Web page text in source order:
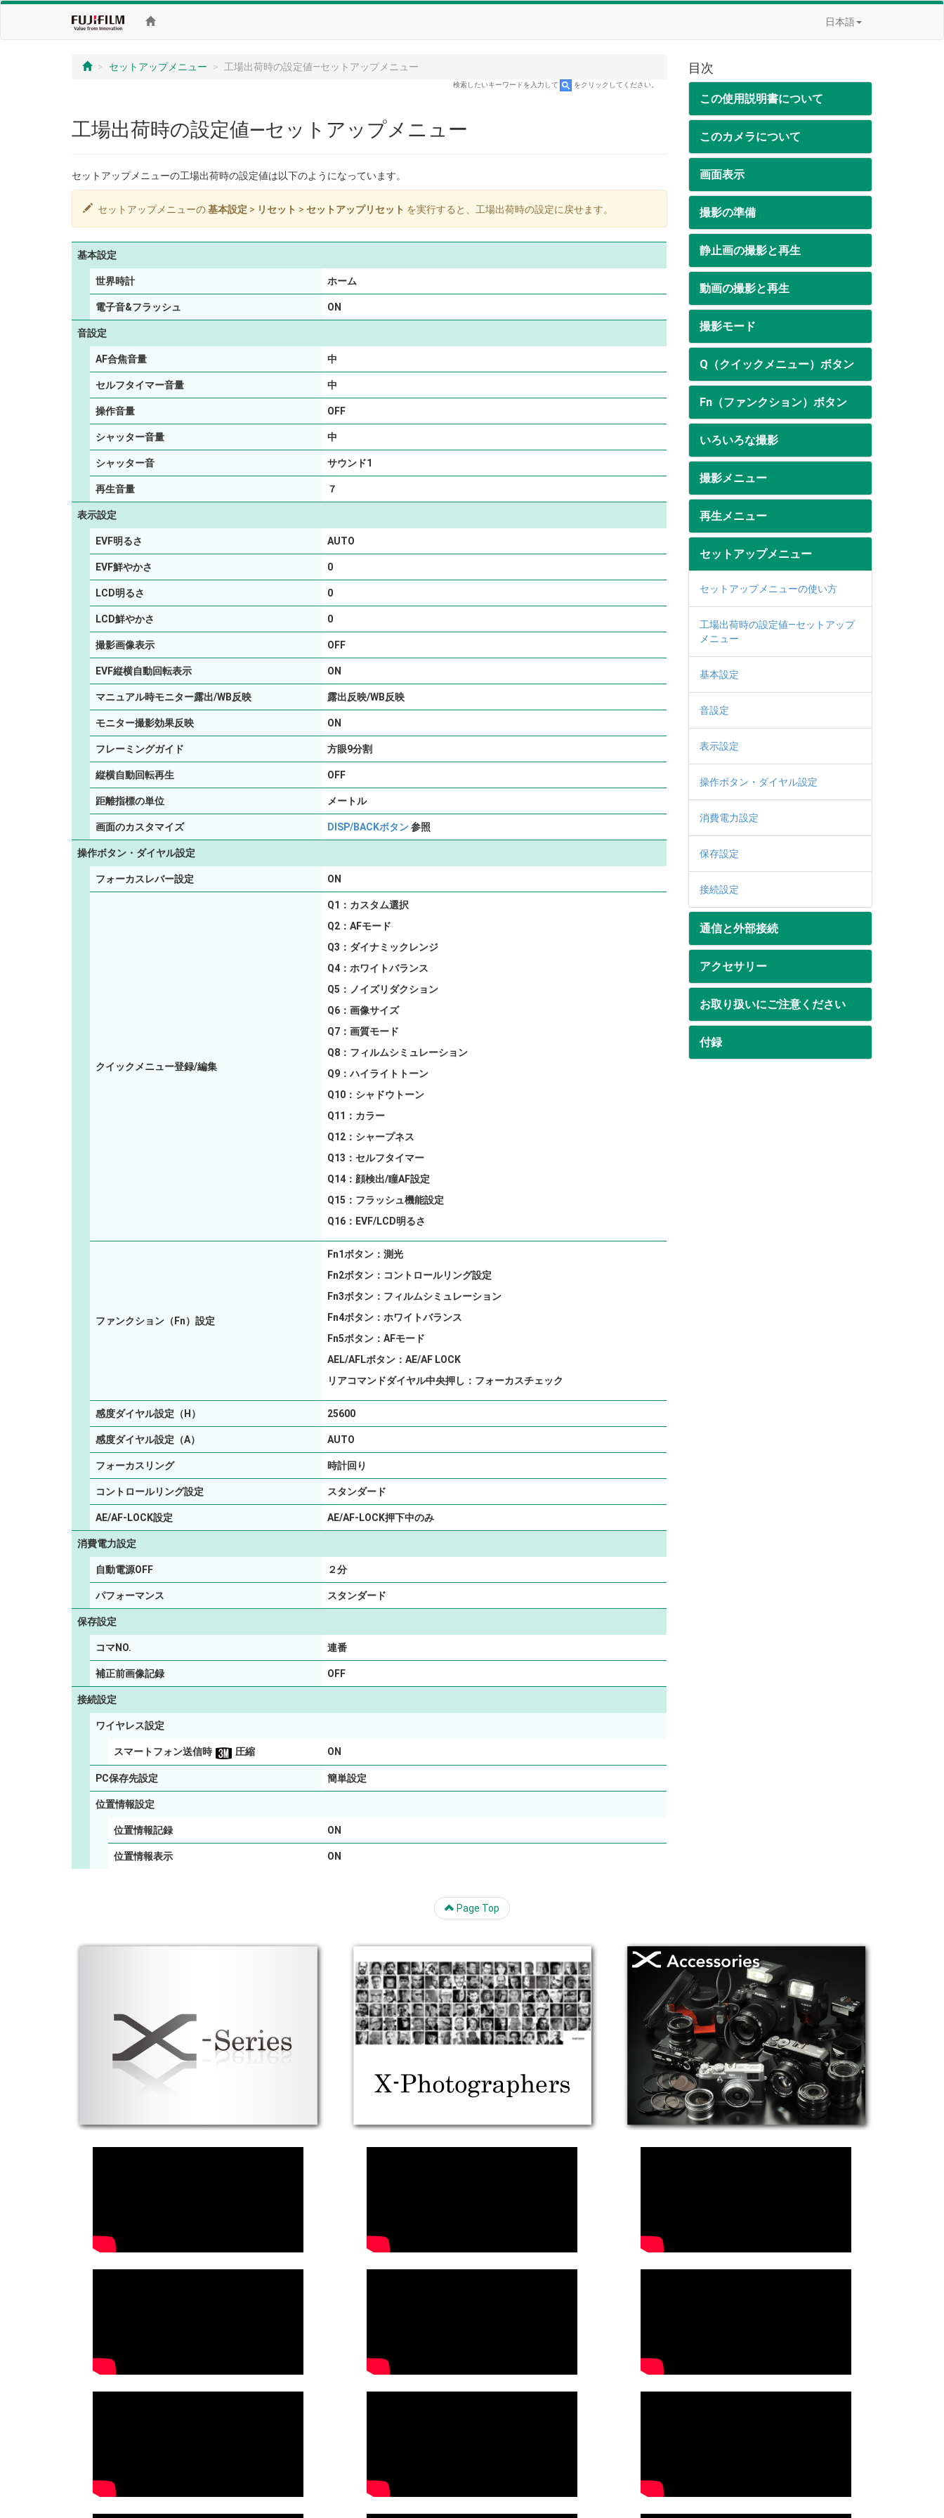
日本語
セットアップメニュー 工場出荷時の設定値—セットアップメニュー
検索したいキーワードを入力して をクリックしてください。
工場出荷時の設定値—セットアップメニュー
セットアップメニューの工場出荷時の設定値は以下のようになっています。
セットアップメニューの基本設定 > リセット > セットアップリセット を実行すると、工場出荷時の設定に戻せます。
基本設定
世界時計 ホーム
電子音&フラッシュ ON
音設定
AF合焦音量 中
セルフタイマー音量 中
操作音量 OFF
シャッター音量 中
シャッター音 サウンド1
再生音量 ７
表示設定
EVF明るさ AUTO
EVF鮮やかさ 0
LCD明るさ 0
LCD鮮やかさ 0
撮影画像表示 OFF
EVF縦横自動回転表示 ON
マニュアル時モニター露出/WB反映 露出反映/WB反映
モニター撮影効果反映 ON
フレーミングガイド 方眼9分割
縦横自動回転再生 OFF
距離指標の単位 メートル
画面のカスタマイズ DISP/BACKボタン参照
操作ボタン・ダイヤル設定
フォーカスレバー設定 ON
クイックメニュー登録/編集
Q1：カスタム選択
Q2：AFモード
Q3：ダイナミックレンジ
Q4：ホワイトバランス
Q5：ノイズリダクション
Q6：画像サイズ
Q7：画質モード
Q8：フィルムシミュレーション
Q9：ハイライトトーン
Q10：シャドウトーン
Q11：カラー
Q12：シャープネス
Q13：セルフタイマー
Q14：顔検出/瞳AF設定
Q15：フラッシュ機能設定
Q16：EVF/LCD明るさ
ファンクション（Fn）設定
Fn1ボタン：測光
Fn2ボタン：コントロールリング設定
Fn3ボタン：フィルムシミュレーション
Fn4ボタン：ホワイトバランス
Fn5ボタン：AFモード
AEL/AFLボタン：AE/AF LOCK
リアコマンドダイヤル中央押し：フォーカスチェック
感度ダイヤル設定（H） 25600
感度ダイヤル設定（A） AUTO
フォーカスリング 時計回り
コントロールリング設定 スタンダード
AE/AF-LOCK設定 AE/AF-LOCK押下中のみ
消費電力設定
自動電源OFF ２分
パフォーマンス スタンダード
保存設定
コマNO. 連番
補正前画像記録 OFF
接続設定
ワイヤレス設定
スマートフォン送信時 圧縮 ON
PC保存先設定 簡単設定
位置情報設定
位置情報記録 ON
位置情報表示 ON
目次
この使用説明書について
このカメラについて
画面表示
撮影の準備
静止画の撮影と再生
動画の撮影と再生
撮影モード
Q（クイックメニュー）ボタン
Fn（ファンクション）ボタン
いろいろな撮影
撮影メニュー
再生メニュー
セットアップメニュー
セットアップメニューの使い方
工場出荷時の設定値—セットアップ
メニュー
基本設定
音設定
表示設定
操作ボタン・ダイヤル設定
消費電力設定
保存設定
接続設定
通信と外部接続
アクセサリー
お取り扱いにご注意ください
付録
Page Top